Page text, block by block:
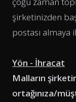
şirketinizden
postası almaya
Yön - İhracat
Malların
ortağınıza/